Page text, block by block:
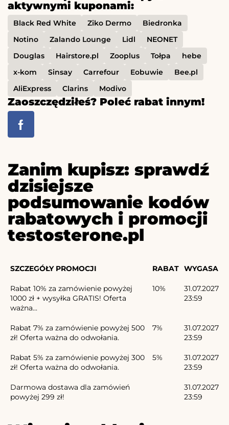
aktywnymi kuponami:
Black Red White Ziko Dermo
Biedronka
Notino
Zalando Lounge Lidl
NEONET
Douglas
Hairstore.pl Zooplus Tołpa
hebe
x-kom
Sinsay Carrefour Eobuwie
Bee.pl
AliExpress
Clarins Modivo
Zaoszczędziłeś? Poleć rabat innym!
Zanim kupisz: sprawdź
dzisiejsze
podsumowanie kodów
rabatowych i promocji
testosterone.pl
SZCZEGÓŁY PROMOCJI RABAT WYGASA
Rabat 10% za zamówienie powyżej
1000 zł + wysyłka GRATIS! Oferta
ważna...
10%
31.07.2027
23:59
Rabat 7% za zamówienie powyżej 500
zł! Oferta ważna do odwołania.
7%
31.07.2027
23:59
Rabat 5% za zamówienie powyżej 300
zł! Oferta ważna do odwołania.
5%
31.07.2027
23:59
Darmowa dostawa dla zamówień
powyżej 299 zł!
31.07.2027
23:59